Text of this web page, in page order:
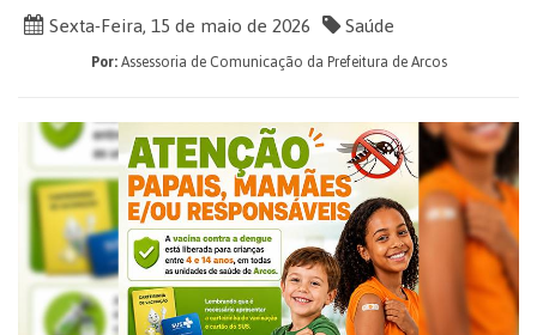
Sexta-Feira, 15 de maio de 2026
Saúde
Por:Assessoria de Comunicação da Prefeitura de Arcos